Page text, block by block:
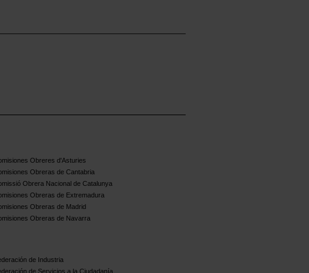
Obreres d'Asturies
Obreras de Cantabria
Obrera Nacional de Catalunya
Obreras de Extremadura
Obreras de Madrid
Obreras de Navarra
de Industria
de Servicios a la Ciudadanía